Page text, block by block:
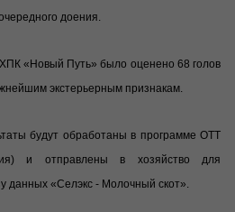
доения.
«Новый Путь» было оценено 68 голов
экстерьерным признакам.
будут обработаны в программе ОТТ
и отправлены в хозяйство для
данных «Селэкс - Молочный скот».